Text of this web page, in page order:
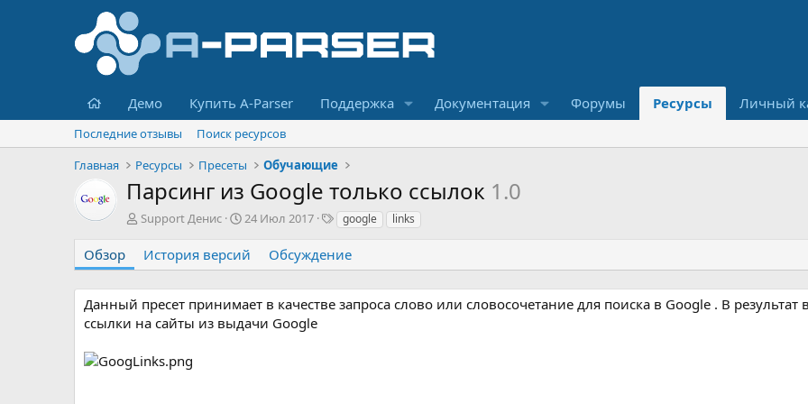
Главная
Демо Купить A-Parser Поддержка Документация Форумы Ресурсы Личный
Последние отзывы
Поиск ресурсов
Главная
Ресурсы Пресеты Обучающие
Парсинг из Google только ссылок 1.0
А
т
о
Support Денис
Д
т
а
о
д
24 Июл 2017
Т
г
и
google links
Обзор История версий Обсуждение
Данный пресет принимает в качестве запроса слово или словосочетание для поиска в Google . В результат
ссылки на сайты из выдачи Google